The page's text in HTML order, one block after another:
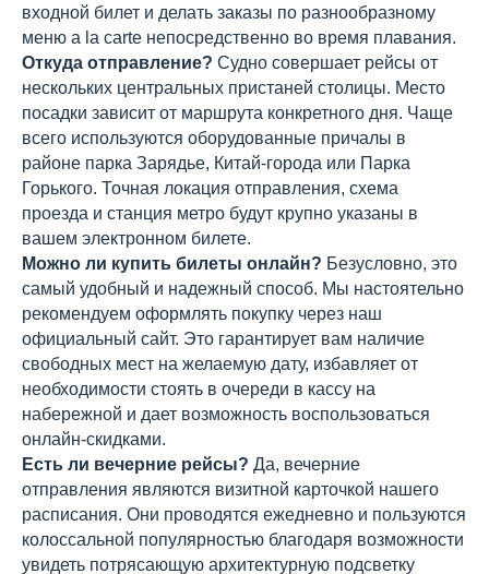
входной билет и делать заказы по разнообразному
меню a la carte непосредственно во время плавания.
Откуда отправление? Судно совершает рейсы от
нескольких центральных пристаней столицы. Место
посадки зависит от маршрута конкретного дня. Чаще
всего используются оборудованные причалы в
районе парка Зарядье, Китай-города или Парка
Горького. Точная локация отправления, схема
проезда и станция метро будут крупно указаны в
вашем электронном билете.
Можно ли купить билеты онлайн? Безусловно, это
самый удобный и надежный способ. Мы настоятельно
рекомендуем оформлять покупку через наш
официальный сайт. Это гарантирует вам наличие
свободных мест на желаемую дату, избавляет от
необходимости стоять в очереди в кассу на
набережной и дает возможность воспользоваться
онлайн-скидками.
Есть ли вечерние рейсы? Да, вечерние
отправления являются визитной карточкой нашего
расписания. Они проводятся ежедневно и пользуются
колоссальной популярностью благодаря возможности
увидеть потрясающую архитектурную подсветку